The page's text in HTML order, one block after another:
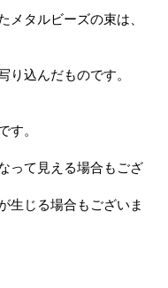
メタルビーズの束は、
り込んだものです。
す。
って見える場合もござ
生じる場合もございま